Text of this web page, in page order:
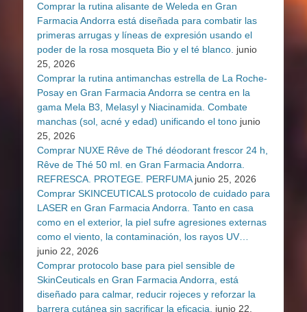
Comprar la rutina alisante de Weleda en Gran
Farmacia Andorra está diseñada para combatir las
primeras arrugas y líneas de expresión usando el
poder de la rosa mosqueta Bio y el té blanco. junio
25, 2026
Comprar la rutina antimanchas estrella de La Roche-
Posay en Gran Farmacia Andorra se centra en la
gama Mela B3, Melasyl y Niacinamida. Combate
manchas (sol, acné y edad) unificando el tono junio
25, 2026
Comprar NUXE Rêve de Thé déodorant frescor 24 h,
Rêve de Thé 50 ml. en Gran Farmacia Andorra.
REFRESCA. PROTEGE. PERFUMA junio 25, 2026
Comprar SKINCEUTICALS protocolo de cuidado para
LASER en Gran Farmacia Andorra. Tanto en casa
como en el exterior, la piel sufre agresiones externas
como el viento, la contaminación, los rayos UV…
junio 22, 2026
Comprar protocolo base para piel sensible de
SkinCeuticals en Gran Farmacia Andorra, está
diseñado para calmar, reducir rojeces y reforzar la
barrera cutánea sin sacrificar la eficacia. junio 22,